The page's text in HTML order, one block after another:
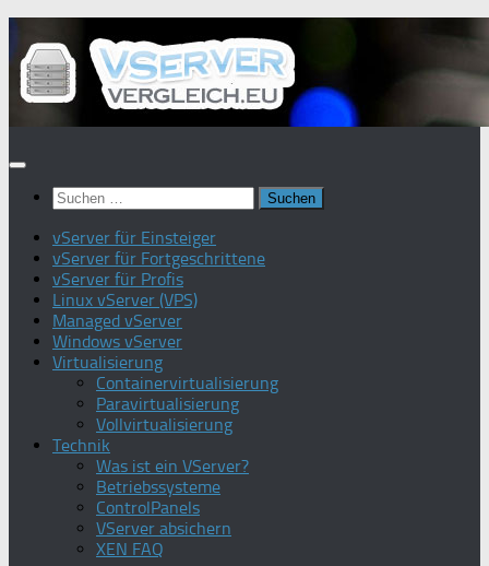
Inhalt
springen
Suchen
nach:
vServer für Einsteiger
vServer für Fortgeschrittene
vServer für Profis
Linux vServer (VPS)
Managed vServer
Windows vServer
Virtualisierung
Containervirtualisierung
Paravirtualisierung
Vollvirtualisierung
Technik
Was ist ein VServer?
Betriebssysteme
ControlPanels
VServer absichern
XEN FAQ